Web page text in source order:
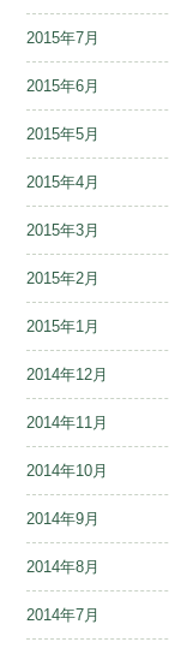
2015年7月
2015年6月
2015年5月
2015年4月
2015年3月
2015年2月
2015年1月
2014年12月
2014年11月
2014年10月
2014年9月
2014年8月
2014年7月